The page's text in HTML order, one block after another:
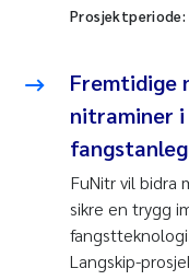
Prosjektperiode:
Fremtidige
nitraminer i
FuNitr vil bidra
sikre en trygg
Langskip-